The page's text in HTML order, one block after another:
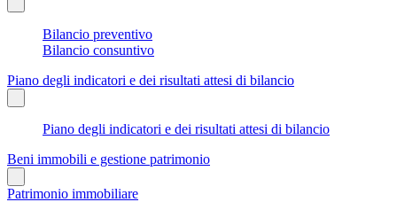
Bilancio preventivo
Bilancio consuntivo
Piano degli indicatori e dei risultati attesi di bilancio
Piano degli indicatori e dei risultati attesi di bilancio
Beni immobili e gestione patrimonio
Patrimonio immobiliare